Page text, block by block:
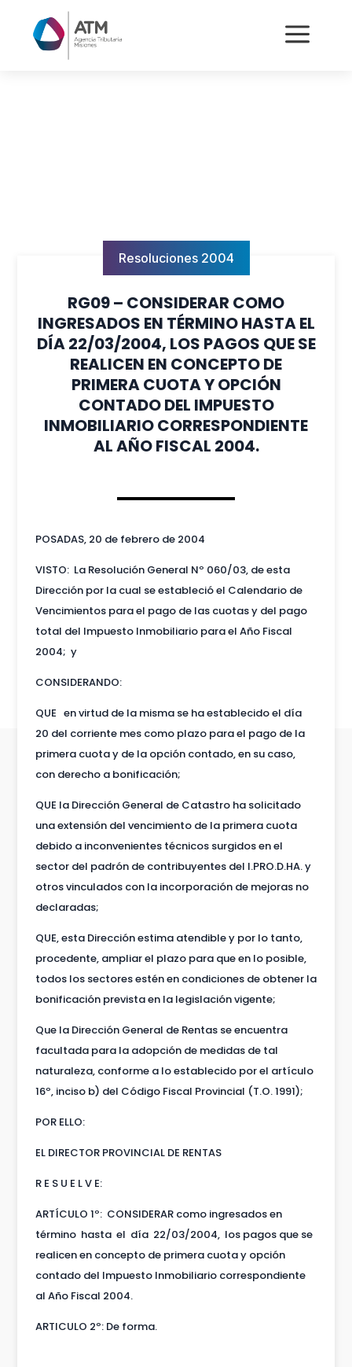
a
Resoluciones 2004
RG09 – CONSIDERAR COMO
INGRESADOS EN TÉRMINO HASTA EL
DÍA 22/03/2004, LOS PAGOS QUE SE
REALICEN EN CONCEPTO DE
PRIMERA CUOTA Y OPCIÓN
CONTADO DEL IMPUESTO
INMOBILIARIO CORRESPONDIENTE
AL AÑO FISCAL 2004.
POSADAS, 20 de febrero de 2004
VISTO: La Resolución General Nº 060/03, de esta
Dirección por la cual se estableció el Calendario de
Vencimientos para el pago de las cuotas y del pago
total del Impuesto Inmobiliario para el Año Fiscal
2004; y
CONSIDERANDO:
QUE en virtud de la misma se ha establecido el día
20 del corriente mes como plazo para el pago de la
primera cuota y de la opción contado, en su caso,
con derecho a bonificación;
QUE la Dirección General de Catastro ha solicitado
una extensión del vencimiento de la primera cuota
debido a inconvenientes técnicos surgidos en el
sector del padrón de contribuyentes del I.PRO.D.HA. y
otros vinculados con la incorporación de mejoras no
declaradas;
QUE, esta Dirección estima atendible y por lo tanto,
procedente, ampliar el plazo para que en lo posible,
todos los sectores estén en condiciones de obtener la
bonificación prevista en la legislación vigente;
Que la Dirección General de Rentas se encuentra
facultada para la adopción de medidas de tal
naturaleza, conforme a lo establecido por el artículo
16º, inciso b) del Código Fiscal Provincial (T.O. 1991);
POR ELLO:
EL DIRECTOR PROVINCIAL DE RENTAS
R E S U E L V E:
ARTÍCULO 1º: CONSIDERAR como ingresados en
término hasta el día 22/03/2004, los pagos que se
realicen en concepto de primera cuota y opción
contado del Impuesto Inmobiliario correspondiente
al Año Fiscal 2004.
ARTICULO 2º: De forma.